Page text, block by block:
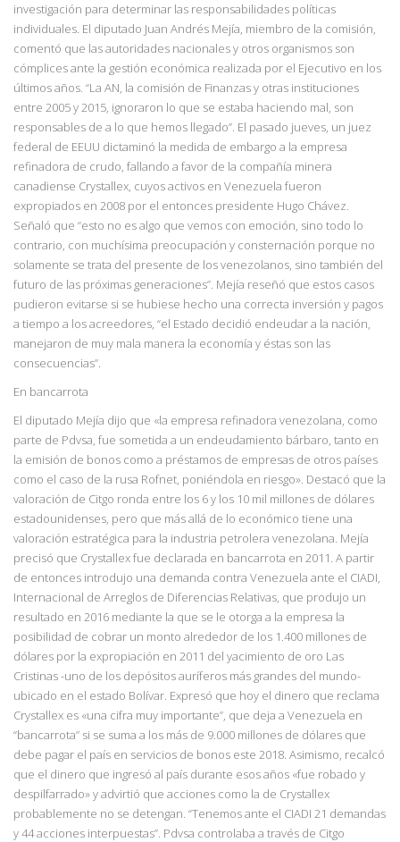
investigación para determinar las responsabilidades políticas
individuales. El diputado Juan Andrés Mejía, miembro de la comisión,
comentó que las autoridades nacionales y otros organismos son
cómplices ante la gestión económica realizada por el Ejecutivo en los
últimos años. “La AN, la comisión de Finanzas y otras instituciones
entre 2005 y 2015, ignoraron lo que se estaba haciendo mal, son
responsables de a lo que hemos llegado”. El pasado jueves, un juez
federal de EEUU dictaminó la medida de embargo a la empresa
refinadora de crudo, fallando a favor de la compañía minera
canadiense Crystallex, cuyos activos en Venezuela fueron
expropiados en 2008 por el entonces presidente Hugo Chávez.
Señaló que “esto no es algo que vemos con emoción, sino todo lo
contrario, con muchísima preocupación y consternación porque no
solamente se trata del presente de los venezolanos, sino también del
futuro de las próximas generaciones”. Mejía reseñó que estos casos
pudieron evitarse si se hubiese hecho una correcta inversión y pagos
a tiempo a los acreedores, “el Estado decidió endeudar a la nación,
manejaron de muy mala manera la economía y éstas son las
consecuencias”.
En bancarrota
El diputado Mejía dijo que «la empresa refinadora venezolana, como
parte de Pdvsa, fue sometida a un endeudamiento bárbaro, tanto en
la emisión de bonos como a préstamos de empresas de otros países
como el caso de la rusa Rofnet, poniéndola en riesgo». Destacó que la
valoración de Citgo ronda entre los 6 y los 10 mil millones de dólares
estadounidenses, pero que más allá de lo económico tiene una
valoración estratégica para la industria petrolera venezolana. Mejía
precisó que Crystallex fue declarada en bancarrota en 2011. A partir
de entonces introdujo una demanda contra Venezuela ante el CIADI,
Internacional de Arreglos de Diferencias Relativas, que produjo un
resultado en 2016 mediante la que se le otorga a la empresa la
posibilidad de cobrar un monto alrededor de los 1.400 millones de
dólares por la expropiación en 2011 del yacimiento de oro Las
Cristinas -uno de los depósitos auríferos más grandes del mundo-
ubicado en el estado Bolívar. Expresó que hoy el dinero que reclama
Crystallex es «una cifra muy importante”, que deja a Venezuela en
“bancarrota” si se suma a los más de 9.000 millones de dólares que
debe pagar el país en servicios de bonos este 2018. Asimismo, recalcó
que el dinero que ingresó al país durante esos años «fue robado y
despilfarrado» y advirtió que acciones como la de Crystallex
probablemente no se detengan. “Tenemos ante el CIADI 21 demandas
y 44 acciones interpuestas”. Pdvsa controlaba a través de Citgo